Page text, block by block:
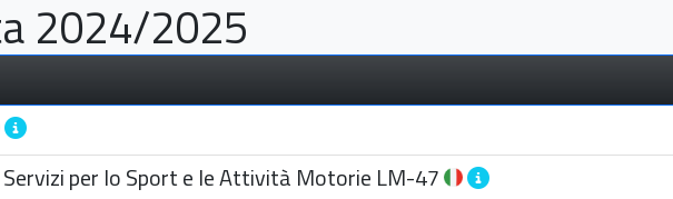
2024/2025
Servizi per lo Sport e le Attività Motorie LM-47